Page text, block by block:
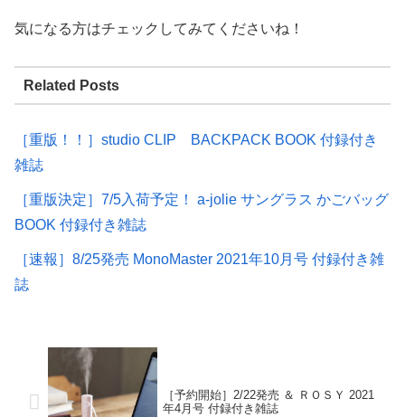
気になる方はチェックしてみてくださいね！
Related Posts
［重版！！］studio CLIP BACKPACK BOOK 付録付き
雑誌
［重版決定］7/5入荷予定！ a-jolie サングラス かごバッグ
BOOK 付録付き雑誌
［速報］8/25発売 MonoMaster 2021年10月号 付録付き雑
誌
［予約開始］2/22発売 ＆ ＲＯＳＹ 2021
年4月号 付録付き雑誌